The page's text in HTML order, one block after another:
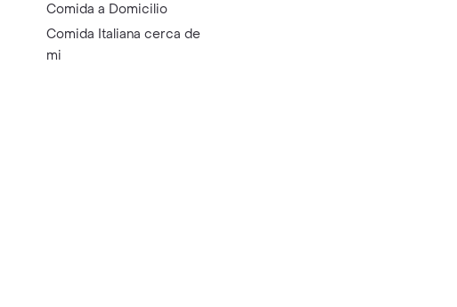
Comida a Domicilio
Comida Italiana cerca de
mi